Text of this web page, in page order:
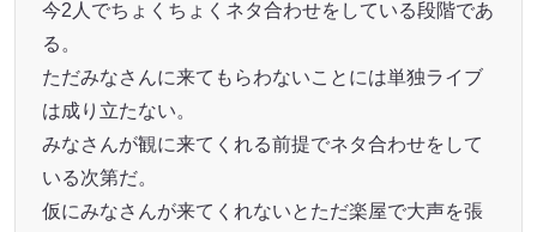
今2人でちょくちょくネタ合わせをしている段階であ
る。
ただみなさんに来てもらわないことには単独ライブ
は成り立たない。
みなさんが観に来てくれる前提でネタ合わせをして
いる次第だ。
仮にみなさんが来てくれないとただ楽屋で大声を張